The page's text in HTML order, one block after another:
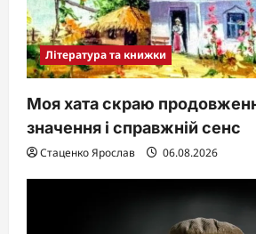
Література та книжки
Моя хата скраю
значення і справжній сенс
Стаценко Ярослав 06.08.2026